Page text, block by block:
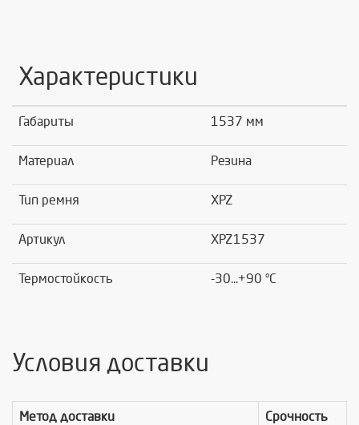
Характеристики
Габариты 1537 мм
Материал Резина
Тип ремня XPZ
Артикул XPZ1537
Термостойкость -30...+90 °C
Условия доставки
Метод доставки Срочность